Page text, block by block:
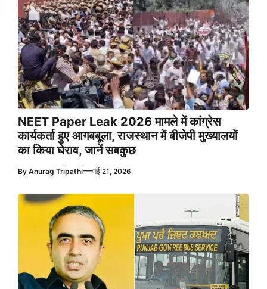
NEET Paper Leak 2026 मामले में कांग्रेस
कार्यकर्ता हुए आगबबूला, राजस्थान में बीजेपी मुख्यालयों
का किया घेराव, जानें सबकुछ
By Anurag Tripathi—मई 21, 2026